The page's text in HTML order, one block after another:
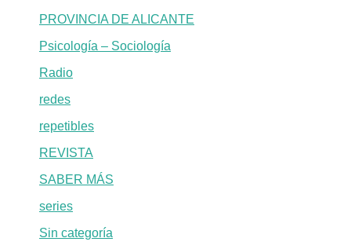
PROVINCIA DE ALICANTE
Psicología – Sociología
Radio
redes
repetibles
REVISTA
SABER MÁS
series
Sin categoría